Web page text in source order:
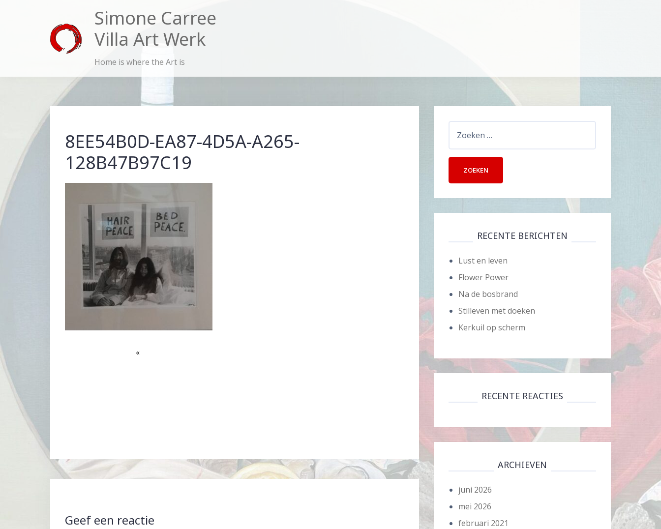
Simone Carree
Villa Art Werk
Home is where the Art is
8EE54B0D-EA87-4D5A-A265-
128B47B97C19
Geef een reactie
RECENTE BERICHTEN
Lust en leven
Flower Power
Na de bosbrand
Stilleven met doeken
Kerkuil op scherm
RECENTE REACTIES
ARCHIEVEN
juni 2026
mei 2026
februari 2021